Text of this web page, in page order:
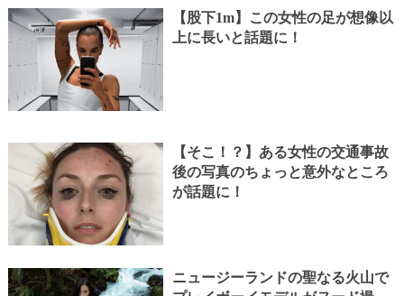
【股下1m】この女性の足が想像以
上に長いと話題に！
【そこ！？】ある女性の交通事故
後の写真のちょっと意外なところ
が話題に！
ニュージーランドの聖なる火山で